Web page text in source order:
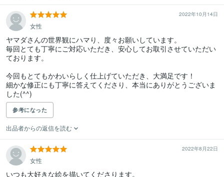
2022年10月14日
女性
ヤマダさんの世界観にハマり、度々お願いしています。
毎回とても丁寧にご対応いただき、安心してお取引させていただい
ております。
今回もとてもかわいらしく仕上げていただき、大満足です！
細かな修正にも丁寧に答えてくださり、本当にありがとうございま
した(^^)
参考になった
出品者からの返信を読む
2022年8月22日
女性
いつも大好きな絵を描いてくださります。